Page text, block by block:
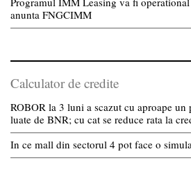
anunta FNGCIMM
Calculator de credite
ROBOR la 3 luni a scazut cu aproape
luate de BNR; cu cat se reduce rata la
In ce mall din sectorul 4 pot face o